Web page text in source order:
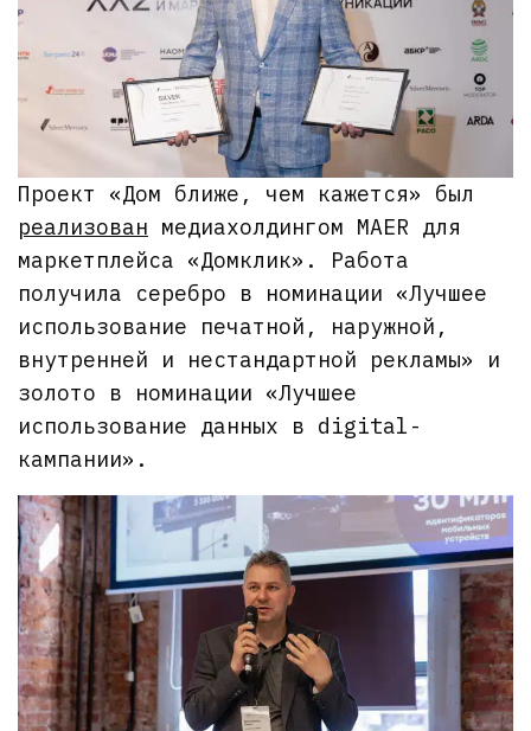
Проект «Дом ближе, чем кажется» был
реализован медиахолдингом MAER для
маркетплейса «Домклик». Работа
получила серебро в номинации «Лучшее
использование печатной, наружной,
внутренней и нестандартной рекламы» и
золото в номинации «Лучшее
использование данных в digital-
кампании».